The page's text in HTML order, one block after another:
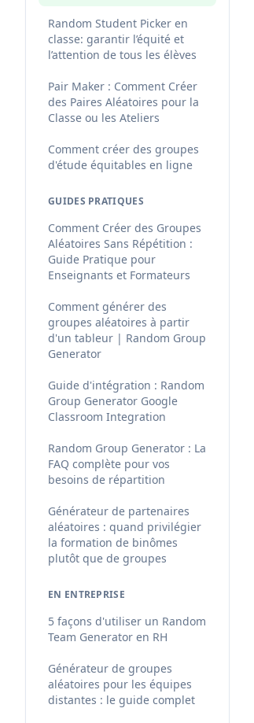
Random Student Picker en
classe: garantir l’équité et
l’attention de tous les élèves
Pair Maker : Comment Créer
des Paires Aléatoires pour la
Classe ou les Ateliers
Comment créer des groupes
d'étude équitables en ligne
GUIDES PRATIQUES
Comment Créer des Groupes
Aléatoires Sans Répétition :
Guide Pratique pour
Enseignants et Formateurs
Comment générer des
groupes aléatoires à partir
d'un tableur | Random Group
Generator
Guide d'intégration : Random
Group Generator Google
Classroom Integration
Random Group Generator : La
FAQ complète pour vos
besoins de répartition
Générateur de partenaires
aléatoires : quand privilégier
la formation de binômes
plutôt que de groupes
EN ENTREPRISE
5 façons d'utiliser un Random
Team Generator en RH
Générateur de groupes
aléatoires pour les équipes
distantes : le guide complet